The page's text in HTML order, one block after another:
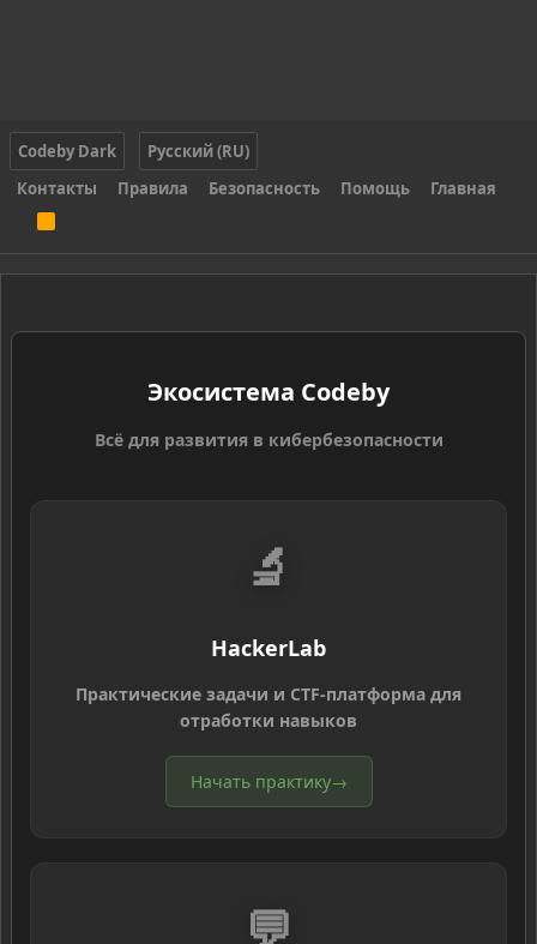
Codeby Dark
Русский (RU)
Контакты
Правила Безопасность Помощь Главная
S
Экосистема Codeby
Всё для развития в кибербезопасности
🔬
HackerLab
Практические задачи и CTF-платформа для
отработки навыков
Начать практику→
💬